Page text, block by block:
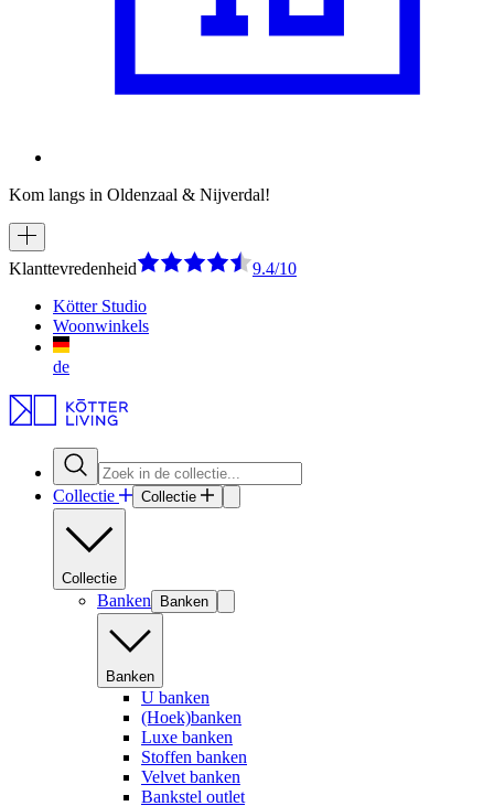
Kom langs in Oldenzaal & Nijverdal!
Klanttevredenheid
9.4/10
Kötter Studio
Woonwinkels
de
Collectie Collectie
Collectie
Banken Banken
Banken
U banken
(Hoek)banken
Luxe banken
Stoffen banken
Velvet banken
Bankstel outlet